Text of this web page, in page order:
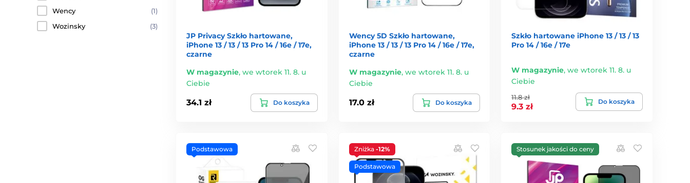
Wency
(1)
Wozinsky
(3)
JP Privacy Szkło hartowane,
iPhone 13 / 13 / 13 Pro 14 / 16e / 17e,
czarne
W magazynie, we wtorek 11. 8. u
Ciebie
34.1 zł Do koszyka
Wency 5D Szkło hartowane,
iPhone 13 / 13 / 13 Pro 14 / 16e / 17e,
czarne
W magazynie, we wtorek 11. 8. u
Ciebie
17.0 zł Do koszyka
Szkło hartowane iPhone 13 / 13 / 13
Pro 14 / 16e / 17e
W magazynie,we wtorek 11. 8. u
Ciebie
11.8 zł
9.3 zł
Do koszyka
Podstawowa Zniżka -12%
Podstawowa
Stosunek jakości do ceny